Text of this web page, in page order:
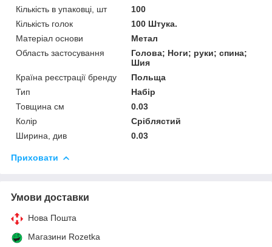
Кількість в упаковці, шт
100
Кількість голок
100 Штука.
Матеріал основи
Метал
Область застосування
Голова; Ноги; руки; спина;
Шия
Країна реєстрації бренду
Польща
Тип
Набір
Товщина см
0.03
Колір
Сріблястий
Ширина, див
0.03
Приховати
Умови доставки
Нова Пошта
Магазини Rozetka